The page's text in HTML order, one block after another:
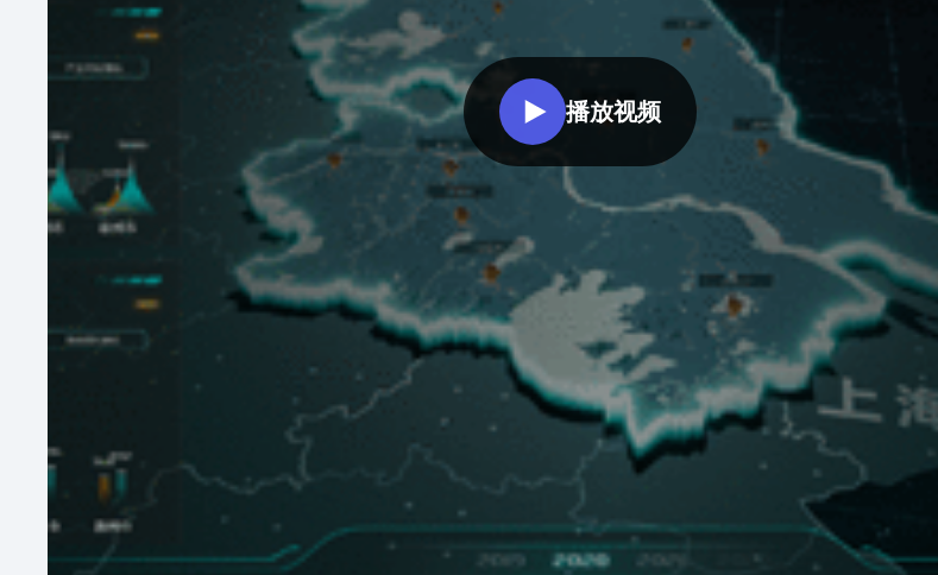
私有云（软件下载）
数据模型均在本地，安全可控
复用已有组件，降低项目成本
建等进行了统一管理，从而提升
了数据维度，实现了更加直观、
更加精细化的社区管理，从而能
够全面提升社区管理水平。
工厂管理水平。
高度融合园区多种数据资源，运
用3D技术制作园区三维模型，对
园区产业、资产、基础设施、能
效、安防等领域的关键指标进行
综合监测分析，打造智慧园区管
理一张图，实现更加高效科学的
园区管理，全面提升园区管理水
智慧办公园区
此大屏运用了3d室外、折线图、
数据表格等组件展示了智慧办公
园区管理的实时情况。人员类别
统计及车辆实时占用率进行分
析。并且通过平均耗电时段及项
目信息分析分析。最终得出此智
慧办公园区可视化。
播放视频